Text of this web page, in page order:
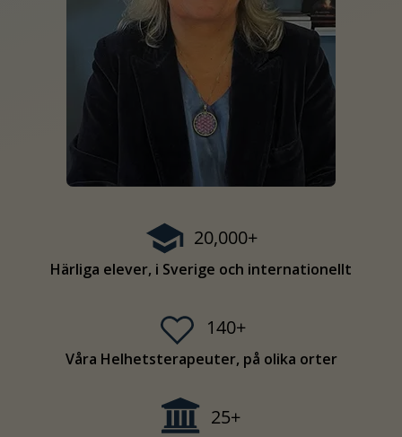
20,000+
Härliga elever, i Sverige och internationellt
140+
Våra Helhetsterapeuter, på olika orter
25+